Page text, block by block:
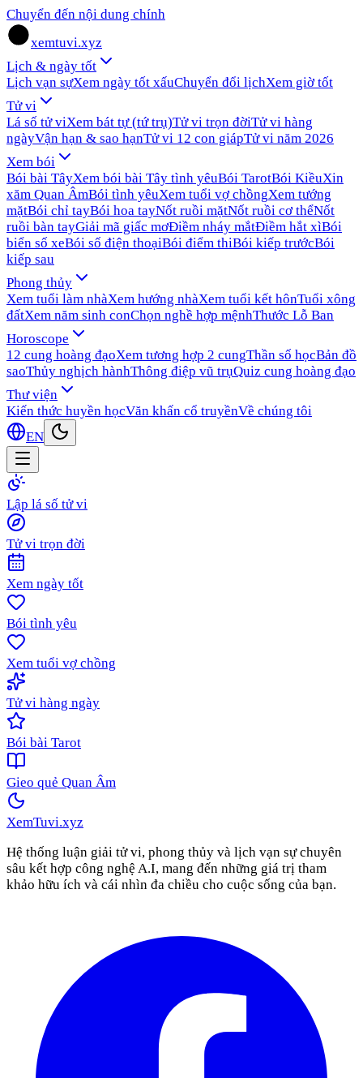
Chuyển đến nội dung chính
xemtuvi.xyz
Lịch & ngày tốt
Lịch vạn sựXem ngày tốt xấuChuyển đổi lịchXem giờ tốt
Tử vi
Lá số tử viXem bát tự (tứ trụ)Tử vi trọn đờiTử vi hàng
ngàyVận hạn & sao hạnTử vi 12 con giápTử vi năm 2026
Xem bói
Bói bài TâyXem bói bài Tây tình yêuBói TarotBói KiềuXin
xăm Quan ÂmBói tình yêuXem tuổi vợ chồngXem tướng
mặtBói chỉ tayBói hoa tayNốt ruồi mặtNốt ruồi cơ thểNốt
ruồi bàn tayGiải mã giấc mơĐiềm nháy mắtĐiềm hắt xìBói
biển số xeBói số điện thoạiBói điểm thiBói kiếp trướcBói
kiếp sau
Phong thủy
Xem tuổi làm nhàXem hướng nhàXem tuổi kết hônTuổi xông
đấtXem năm sinh conChọn nghề hợp mệnhThước Lỗ Ban
Horoscope
12 cung hoàng đạoXem tương hợp 2 cungThần số họcBản đồ
saoThủy nghịch hànhThông điệp vũ trụQuiz cung hoàng đạo
Thư viện
Kiến thức huyền họcVăn khấn cổ truyềnVề chúng tôi
EN
Lập lá số tử vi
Tử vi trọn đời
Xem ngày tốt
Bói tình yêu
Xem tuổi vợ chồng
Tử vi hàng ngày
Bói bài Tarot
Gieo quẻ Quan Âm
XemTuvi.xyz
Hệ thống luận giải tử vi, phong thủy và lịch vạn sự chuyên
sâu kết hợp công nghệ A.I, mang đến những giá trị tham
khảo hữu ích và cái nhìn đa chiều cho cuộc sống của bạn.